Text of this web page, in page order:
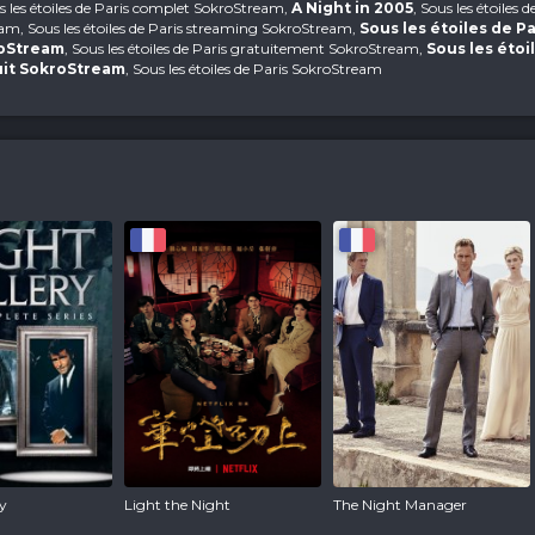
les étoiles de Paris complet SokroStream,A Night in 2005, Sous les étoiles
Sous les étoiles de Paris streaming SokroStream, Sous les étoiles de
, Sous les étoiles de Paris gratuitement SokroStream, Sous les
SokroStream, Sous les étoiles de Paris SokroStream
Light the Night The Night Manager